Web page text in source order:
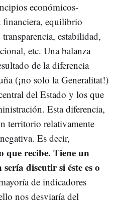
económicos-
financiera, equilibrio
estabilidad,
etc. Una balanza
de la diferencia
(¡no solo la Generalitat!)
del Estado y los que
Esta diferencia,
territorio relativamente
Es decir,
que recibe. Tiene un
discutir si éste es o
de indicadores
nos desviaría del